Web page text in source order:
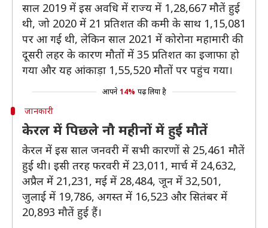
साल 2019 में इस अवधि में राज्य में 1,28,667 मौतें हुई
थी, जो 2020 में 21 प्रतिशत की कमी के साथ 1,15,081
पर आ गई थी, लेकिन साल 2021 में कोरोना महामारी की
दूसरी लहर के कारण मौतों में 35 प्रतिशत का इजाफा हो
गया और यह आंकाड़ा 1,55,520 मौतों पर पहुंच गया।
आपने 14% पढ़ लिया है
जानकारी
केरल में पिछले नौ महीनों में हुई मौतें
केरल में इस साल जनवरी में सभी कारणों से 25,461 मौतें
हुई थी। इसी तरह फरवरी में 23,011, मार्च में 24,632,
अप्रैल में 21,231, मई में 28,484, जून में 32,501,
जुलाई में 19,786, अगस्त में 16,523 और सितंबर में
20,893 मौतें हुई हैं।